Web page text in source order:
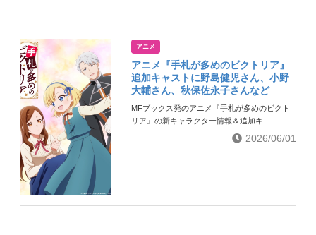
アニメ
アニメ『手札が多めのビクトリア』
追加キャストに野島健児さん、小野
大輔さん、秋保佐永子さんなど
MFブックス発のアニメ『手札が多めのビクト
リア』の新キャラクター情報＆追加キ...
2026/06/01